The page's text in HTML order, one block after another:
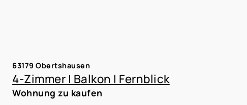
63179 Obertshausen
4-Zimmer | Balkon | Fernblick
Wohnung zu kaufen